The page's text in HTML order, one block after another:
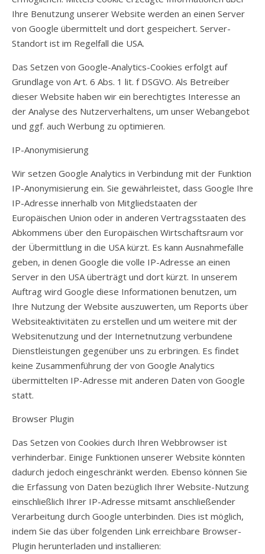
Ihre Benutzung unserer Website werden an einen Server
von Google übermittelt und dort gespeichert. Server-
Standort ist im Regelfall die USA.
Das Setzen von Google-Analytics-Cookies erfolgt auf
Grundlage von Art. 6 Abs. 1 lit. f DSGVO. Als Betreiber
dieser Website haben wir ein berechtigtes Interesse an
der Analyse des Nutzerverhaltens, um unser Webangebot
und ggf. auch Werbung zu optimieren.
IP-Anonymisierung
Wir setzen Google Analytics in Verbindung mit der Funktion
IP-Anonymisierung ein. Sie gewährleistet, dass Google Ihre
IP-Adresse innerhalb von Mitgliedstaaten der
Europäischen Union oder in anderen Vertragsstaaten des
Abkommens über den Europäischen Wirtschaftsraum vor
der Übermittlung in die USA kürzt. Es kann Ausnahmefälle
geben, in denen Google die volle IP-Adresse an einen
Server in den USA überträgt und dort kürzt. In unserem
Auftrag wird Google diese Informationen benutzen, um
Ihre Nutzung der Website auszuwerten, um Reports über
Websiteaktivitäten zu erstellen und um weitere mit der
Websitenutzung und der Internetnutzung verbundene
Dienstleistungen gegenüber uns zu erbringen. Es findet
keine Zusammenführung der von Google Analytics
übermittelten IP-Adresse mit anderen Daten von Google
statt.
Browser Plugin
Das Setzen von Cookies durch Ihren Webbrowser ist
verhinderbar. Einige Funktionen unserer Website könnten
dadurch jedoch eingeschränkt werden. Ebenso können Sie
die Erfassung von Daten bezüglich Ihrer Website-Nutzung
einschließlich Ihrer IP-Adresse mitsamt anschließender
Verarbeitung durch Google unterbinden. Dies ist möglich,
indem Sie das über folgenden Link erreichbare Browser-
Plugin herunterladen und installieren: